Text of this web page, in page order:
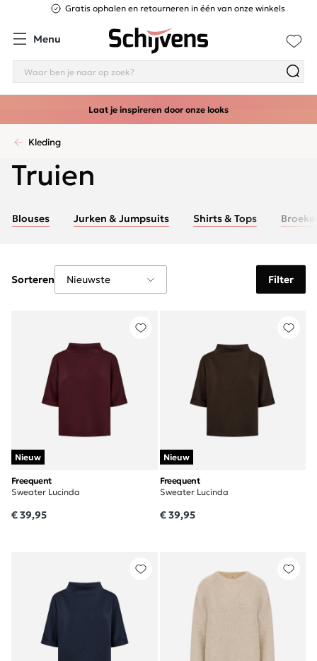
Gratis ophalen en retourneren in één van onze winkels
Menu
Laat je inspireren door onze looks
Kleding
Truien
Blouses Jurken & Jumpsuits Shirts & Tops
Filter
Sorteren
Nieuw
Freequent
Sweater Lucinda
€ 39,95
Nieuw
Freequent
Sweater Lucinda
€ 39,95